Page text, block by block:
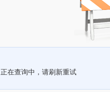
正在查询中，请刷新重试